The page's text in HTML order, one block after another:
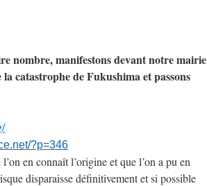
nombre, manifestons devant notre mairie
catastrophe de Fukushima et passons
?p=346
en connaît l’origine et que l’on a pu en
disparaisse définitivement et si possible